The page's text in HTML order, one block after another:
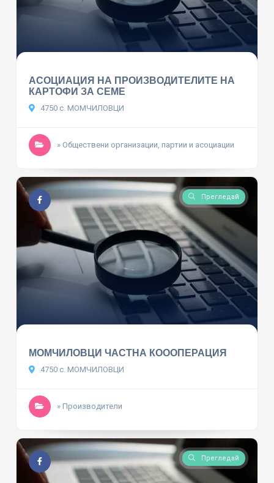
АСОЦИАЦИЯ НА ПРОИЗВОДИТЕЛИТЕ НА
КАРТОФИ ЗА СЕМЕ
4750 с. МОМЧИЛОВЦИ
» Обществени организации, партии и асоциации
Прегледай
МОМЧИЛОВЦИ ЧАСТНА КОООПЕРАЦИЯ
4750 с. МОМЧИЛОВЦИ
» Производители
Прегледай